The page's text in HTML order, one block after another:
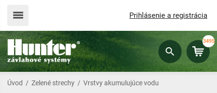
Prihlásenie a registrácia
3495
Úvod / Zelené strechy / Vrstvy akumulujúce vodu